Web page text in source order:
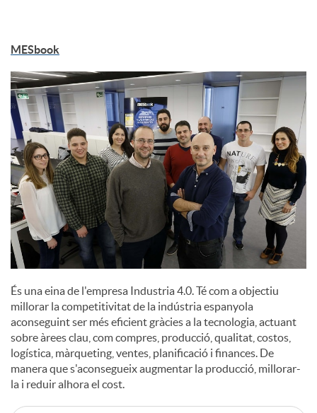
MESbook
És una eina de l'empresa Industria 4.0. Té com a objectiu
millorar la competitivitat de la indústria espanyola
aconseguint ser més eficient gràcies a la tecnologia, actuant
sobre àrees clau, com compres, producció, qualitat, costos,
logística, màrqueting, ventes, planificació i finances. De
manera que s'aconsegueix augmentar la producció, millorar-
la i reduir alhora el cost.